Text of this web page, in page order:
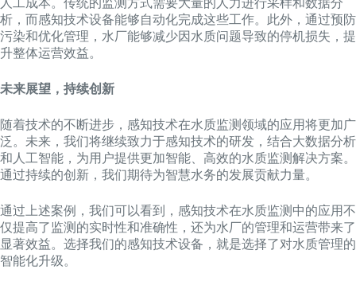
人工成本。传统的监测方式需要大量的人力进行采样和数据分
析，而感知技术设备能够自动化完成这些工作。此外，通过预防
污染和优化管理，水厂能够减少因水质问题导致的停机损失，提
升整体运营效益。
未来展望，持续创新
随着技术的不断进步，感知技术在水质监测领域的应用将更加广
泛。未来，我们将继续致力于感知技术的研发，结合大数据分析
和人工智能，为用户提供更加智能、高效的水质监测解决方案。
通过持续的创新，我们期待为智慧水务的发展贡献力量。
通过上述案例，我们可以看到，感知技术在水质监测中的应用不
仅提高了监测的实时性和准确性，还为水厂的管理和运营带来了
显著效益。选择我们的感知技术设备，就是选择了对水质管理的
智能化升级。